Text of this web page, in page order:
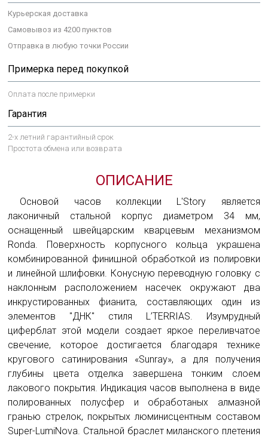
Курьерская доставка
Самовывоз из 4200 пунктов
Отправка в любую точки России
Примерка перед покупкой
Оплата после примерки
Гарантия
2-х летний гарантийный срок
Простота обмена или возврата
ОПИСАНИЕ
Основой часов коллекции L'Story является
лаконичный стальной корпус диаметром 34 мм,
оснащенный швейцарским кварцевым механизмом
Ronda. Поверхность корпусного кольца украшена
комбинированной финишной обработкой из полировки
и линейной шлифовки. Конусную переводную головку с
наклонным расположением насечек окружают два
инкрустированных фианита, составляющих один из
элементов "ДНК" стиля L’TERRIAS. Изумрудный
циферблат этой модели создает яркое переливчатое
свечение, которое достигается благодаря технике
кругового сатинирования «Sunray», а для получения
глубины цвета отделка завершена тонким слоем
лакового покрытия. Индикация часов выполнена в виде
полированных полусфер и обработаных алмазной
гранью стрелок, покрытых люминисцентным составом
Super-LumiNova. Стальной браслет миланского плетения